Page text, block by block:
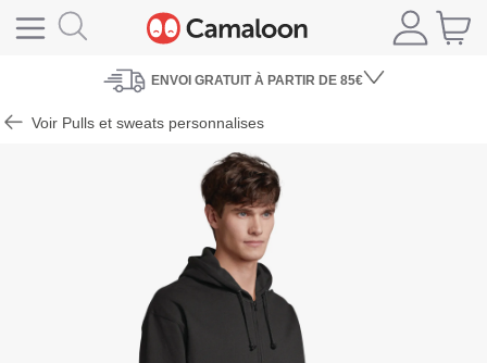
ENVOI GRATUIT À PARTIR DE 85€
Voir Pulls et sweats personnalises